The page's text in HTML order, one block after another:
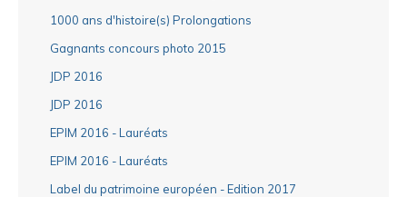
1000 ans d'histoire(s) Prolongations
Gagnants concours photo 2015
JDP 2016
JDP 2016
EPIM 2016 - Lauréats
EPIM 2016 - Lauréats
Label du patrimoine européen - Edition 2017